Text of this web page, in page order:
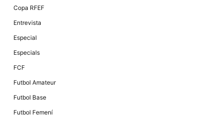
Copa RFEF
Entrevista
Especial
Especials
FCF
Futbol Amateur
Futbol Base
Futbol Femení